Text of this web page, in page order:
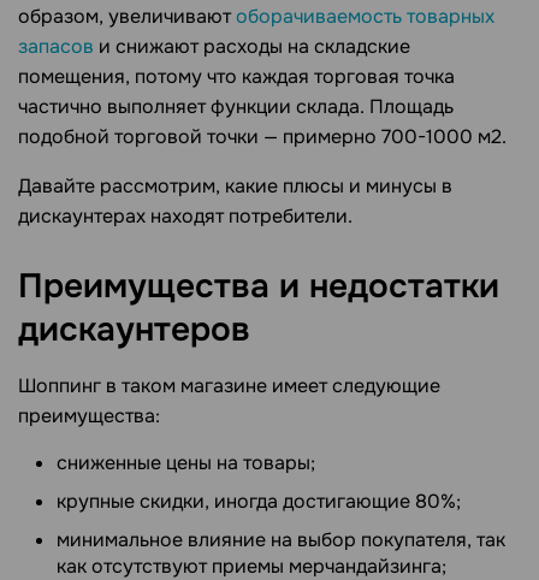
образом, увеличиваютоборачиваемость товарных
запасов и снижают расходы на складские
помещения, потому что каждая торговая точка
частично выполняет функции склада. Площадь
подобной торговой точки — примерно 700-1000 м2.
Давайте рассмотрим, какие плюсы и минусы в
дискаунтерах находят потребители.
Преимущества и недостатки
дискаунтеров
Шоппинг в таком магазине имеет следующие
преимущества:
сниженные цены на товары;
крупные скидки, иногда достигающие 80%;
минимальное влияние на выбор покупателя, так
как отсутствуют приемы мерчандайзинга;